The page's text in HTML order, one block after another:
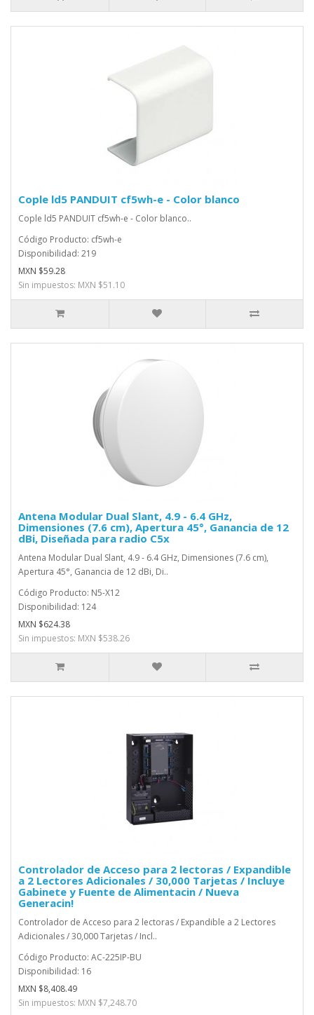
Cople ld5 PANDUIT cf5wh-e - Color blanco
Cople ld5 PANDUIT cf5wh-e - Color blanco..
Código Producto: cf5wh-e
Disponibilidad: 219
MXN $59.28
Sin impuestos: MXN $51.10
Antena Modular Dual Slant, 4.9 - 6.4 GHz,
Dimensiones (7.6 cm), Apertura 45°, Ganancia de 12
dBi, Diseñada para radio C5x
Antena Modular Dual Slant, 4.9 - 6.4 GHz, Dimensiones (7.6 cm),
Apertura 45°, Ganancia de 12 dBi, Di..
Código Producto: N5-X12
Disponibilidad: 124
MXN $624.38
Sin impuestos: MXN $538.26
Controlador de Acceso para 2 lectoras / Expandible
a 2 Lectores Adicionales / 30,000 Tarjetas / Incluye
Gabinete y Fuente de Alimentacin / Nueva
Generacin!
Controlador de Acceso para 2 lectoras / Expandible a 2 Lectores
Adicionales / 30,000 Tarjetas / Incl..
Código Producto: AC-225IP-BU
Disponibilidad: 16
MXN $8,408.49
Sin impuestos: MXN $7,248.70